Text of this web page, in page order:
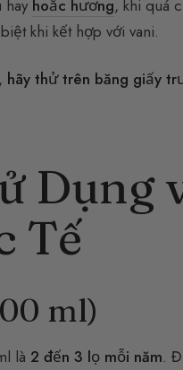
hoắc hương, khi quá
khi kết hợp với vani.
hãy thử trên băng giấy
Dụng
Tế
ml)
là 2 đến 3 lọ mỗi năm.